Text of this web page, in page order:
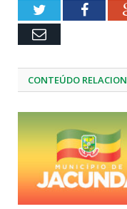
Twitter
Email
CONTEÚDO